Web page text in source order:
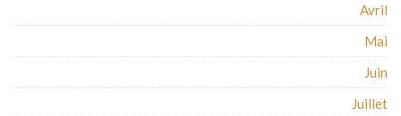
Avril
Mai
Juin
Juillet